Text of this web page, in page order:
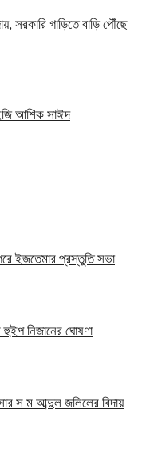
সরকারি গাড়িতে বাড়ি পৌঁছে
আশিক সাঈদ
ইজতেমার প্রস্তুতি সভা
নিজানের ঘোষণা
স ম আব্দুল জলিলের বিদায়